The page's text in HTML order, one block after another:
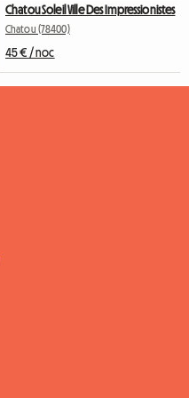
Chatou Soleil Ville Des Impressionistes
Chatou (78400)
45 € / noc